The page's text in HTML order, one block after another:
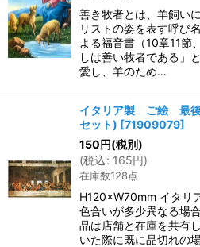
善き牧者とは、羊飼い
リストの姿を表す呼び
よる福音書（10章11節
しは善い牧者である」
愛し、羊のため…
イタリア製 ご絵 最
セット) [71909079]
150円(税別)
(税込: 165円)
在庫数128点
H120×W70mm イタリ
色合いが多少異なる場
品は店舗と在庫を共有
いた際に既に品切れの